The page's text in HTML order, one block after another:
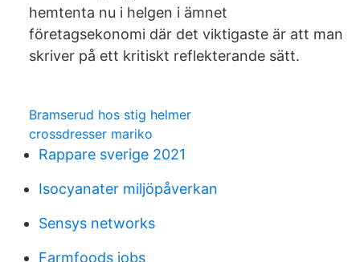
hemtenta nu i helgen i ämnet
företagsekonomi där det viktigaste är att man
skriver på ett kritiskt reflekterande sätt.
Bramserud hos stig helmer
crossdresser mariko
Rappare sverige 2021
Isocyanater miljöpåverkan
Sensys networks
Farmfoods jobs